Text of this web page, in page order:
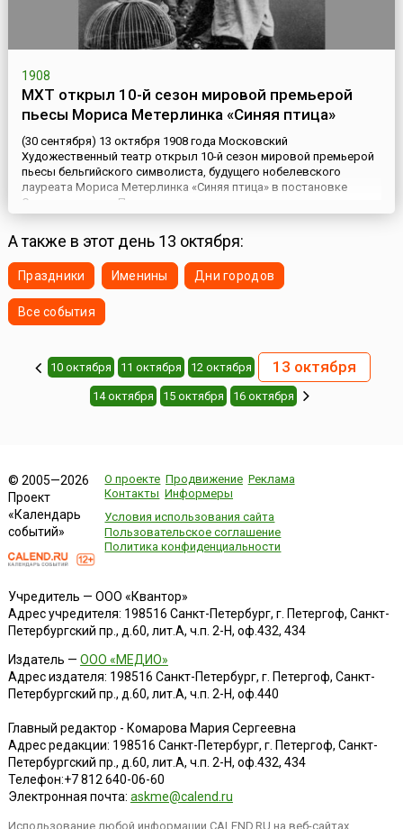
1908
МХТ открыл 10-й сезон мировой премьерой
пьесы Мориса Метерлинка «Синяя птица»
(30 сентября) 13 октября 1908 года Московский
Художественный театр открыл 10-й сезон мировой премьерой
пьесы бельгийского символиста, будущего нобелевского
лауреата Мориса Метерлинка «Синяя птица» в постановке
Станиславского. Право первого использования сказки автор
предоставил именно ему. Фабула пьесы завораживала: в канун
Рождества дети дровосека — мальчик Тильтиль и девочка
Митиль — отправл...
А также в этот день 13 октября:
Праздники Именины Дни городов
Все события
10 октября 11 октября 12 октября 13 октября
14 октября 15 октября 16 октября
© 2005—2026
Проект
«Календарь
событий»
О проекте Продвижение Реклама
Контакты Информеры
Условия использования сайта
Пользовательское соглашение
Политика конфиденциальности
Учредитель — ООО «Квантор»
Адрес учредителя: 198516 Санкт-Петербург, г. Петергоф, Санкт-
Петербургский пр., д.60, лит.А, ч.п. 2-Н, оф.432, 434
Издатель — ООО «МЕДИО»
Адрес издателя: 198516 Санкт-Петербург, г. Петергоф, Санкт-
Петербургский пр., д.60, лит.А, ч.п. 2-Н, оф.440
Главный редактор - Комарова Мария Сергеевна
Адрес редакции: 198516 Санкт-Петербург, г. Петергоф, Санкт-
Петербургский пр., д.60, лит.А, ч.п. 2-Н, оф.432, 434
Телефон:+7 812 640-06-60
Электронная почта: askme@calend.ru
Использование любой информации CALEND.RU на веб-сайтах